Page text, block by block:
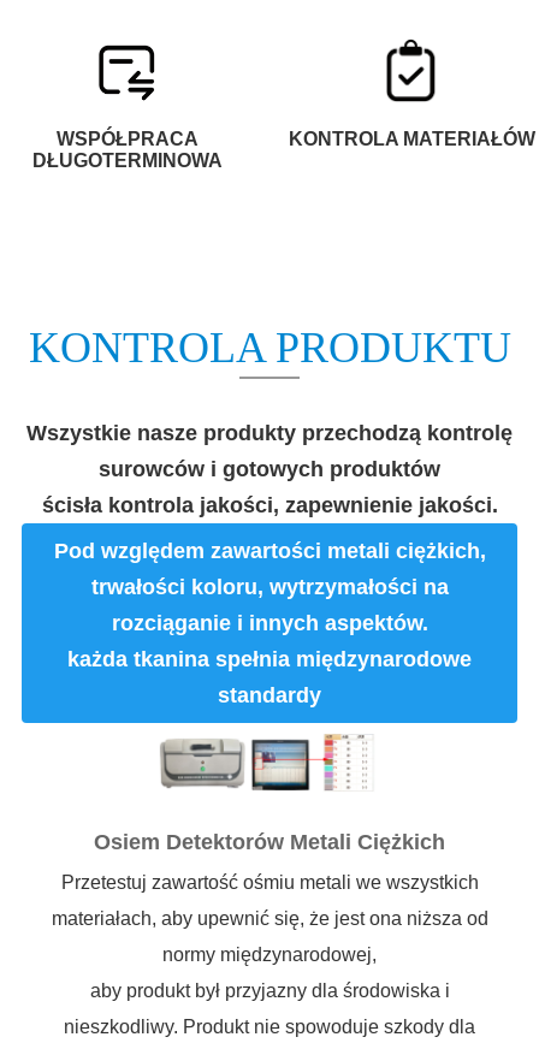
WSPÓŁPRACA
DŁUGOTERMINOWA
KONTROLA MATERIAŁÓW
KONTROLA PRODUKTU
Wszystkie nasze produkty przechodzą kontrolę
surowców i gotowych produktów
ścisła kontrola jakości, zapewnienie jakości.
Pod względem zawartości metali ciężkich,
trwałości koloru, wytrzymałości na
rozciąganie i innych aspektów.
każda tkanina spełnia międzynarodowe
standardy
Osiem Detektorów Metali Ciężkich
Przetestuj zawartość ośmiu metali we wszystkich
materiałach, aby upewnić się, że jest ona niższa od
normy międzynarodowej,
aby produkt był przyjazny dla środowiska i
nieszkodliwy. Produkt nie spowoduje szkody dla